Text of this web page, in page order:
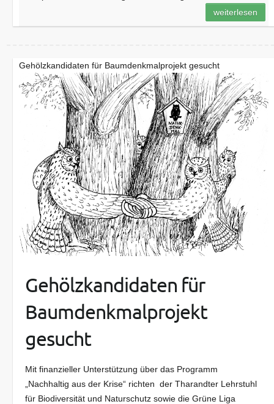
weiterlesen
Gehölzkandidaten für Baumdenkmalprojekt gesucht
Gehölzkandidaten für
Baumdenkmalprojekt
gesucht
Mit finanzieller Unterstützung über das Programm
„Nachhaltig aus der Krise“ richten der Tharandter Lehrstuhl
für Biodiversität und Naturschutz sowie die Grüne Liga